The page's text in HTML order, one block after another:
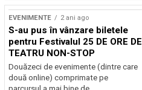
EVENIMENTE 2 ani ago
S-au pus în vânzare biletele
pentru Festivalul 25 DE ORE DE
TEATRU NON-STOP
Douăzeci de evenimente (dintre care
două online) comprimate pe